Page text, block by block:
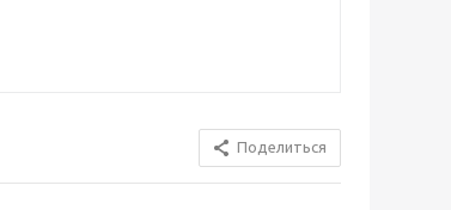
Поделиться